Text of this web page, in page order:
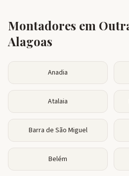
Montadores em
Alagoas
Anadia
Atalaia
Barra de São Miguel
Belém